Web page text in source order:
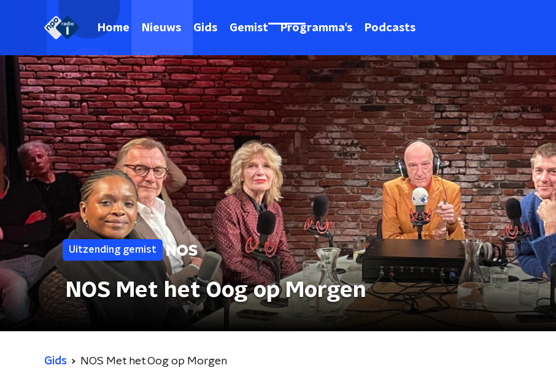
Home Nieuws Gids Gemist Programma's Podcasts
Uitzending gemist
NOS Met het Oog op Morgen
Gids NOS Met het Oog op Morgen